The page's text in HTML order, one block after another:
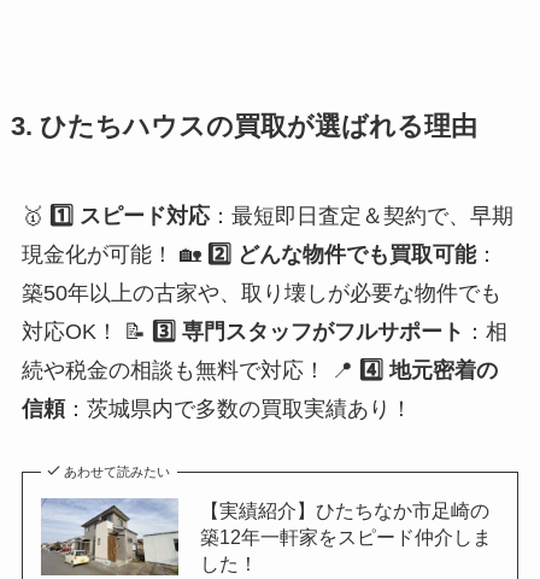
3. ひたちハウスの買取が選ばれる理由
🥇 1️⃣ スピード対応：最短即日査定＆契約で、早期
現金化が可能！ 🏡 2️⃣ どんな物件でも買取可能：
築50年以上の古家や、取り壊しが必要な物件でも
対応OK！ 📝 3️⃣ 専門スタッフがフルサポート ：相
続や税金の相談も無料で対応！ 📍 4️⃣ 地元密着の
信頼：茨城県内で多数の買取実績あり！
あわせて読みたい
【実績紹介】ひたちなか市足崎の
築12年一軒家をスピード仲介しま
した！